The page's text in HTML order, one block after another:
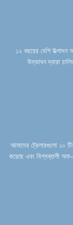
১২ বছরের বেশি
উদ্ভাবন দ্বারা
আমাদের ট্রেলারগুলো ১০
করেছে এবং বিশ্বব্যাপী